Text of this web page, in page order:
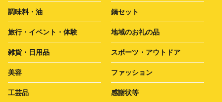
調味料・油 鍋セット
旅行・イベント・体験 地域のお礼の品
雑貨・日用品 スポーツ・アウトドア
美容 ファッション
工芸品 感謝状等